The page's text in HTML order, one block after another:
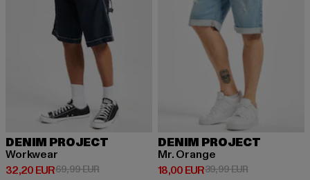
DENIM PROJECT
Workwear
32,20 EUR
Derzeitiger Preis: 32,20 EUR
69,99 EURAktionspreis: 69,99 EUR
DENIM PROJECT
Mr. Orange
18,00 EUR
Derzeitiger Preis: 18,00 EUR
39,99 EURAktionspreis: